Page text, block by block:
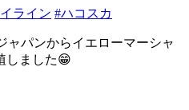
ライン #ハコスカ
ャパンからイエローマーシャ
しました😁